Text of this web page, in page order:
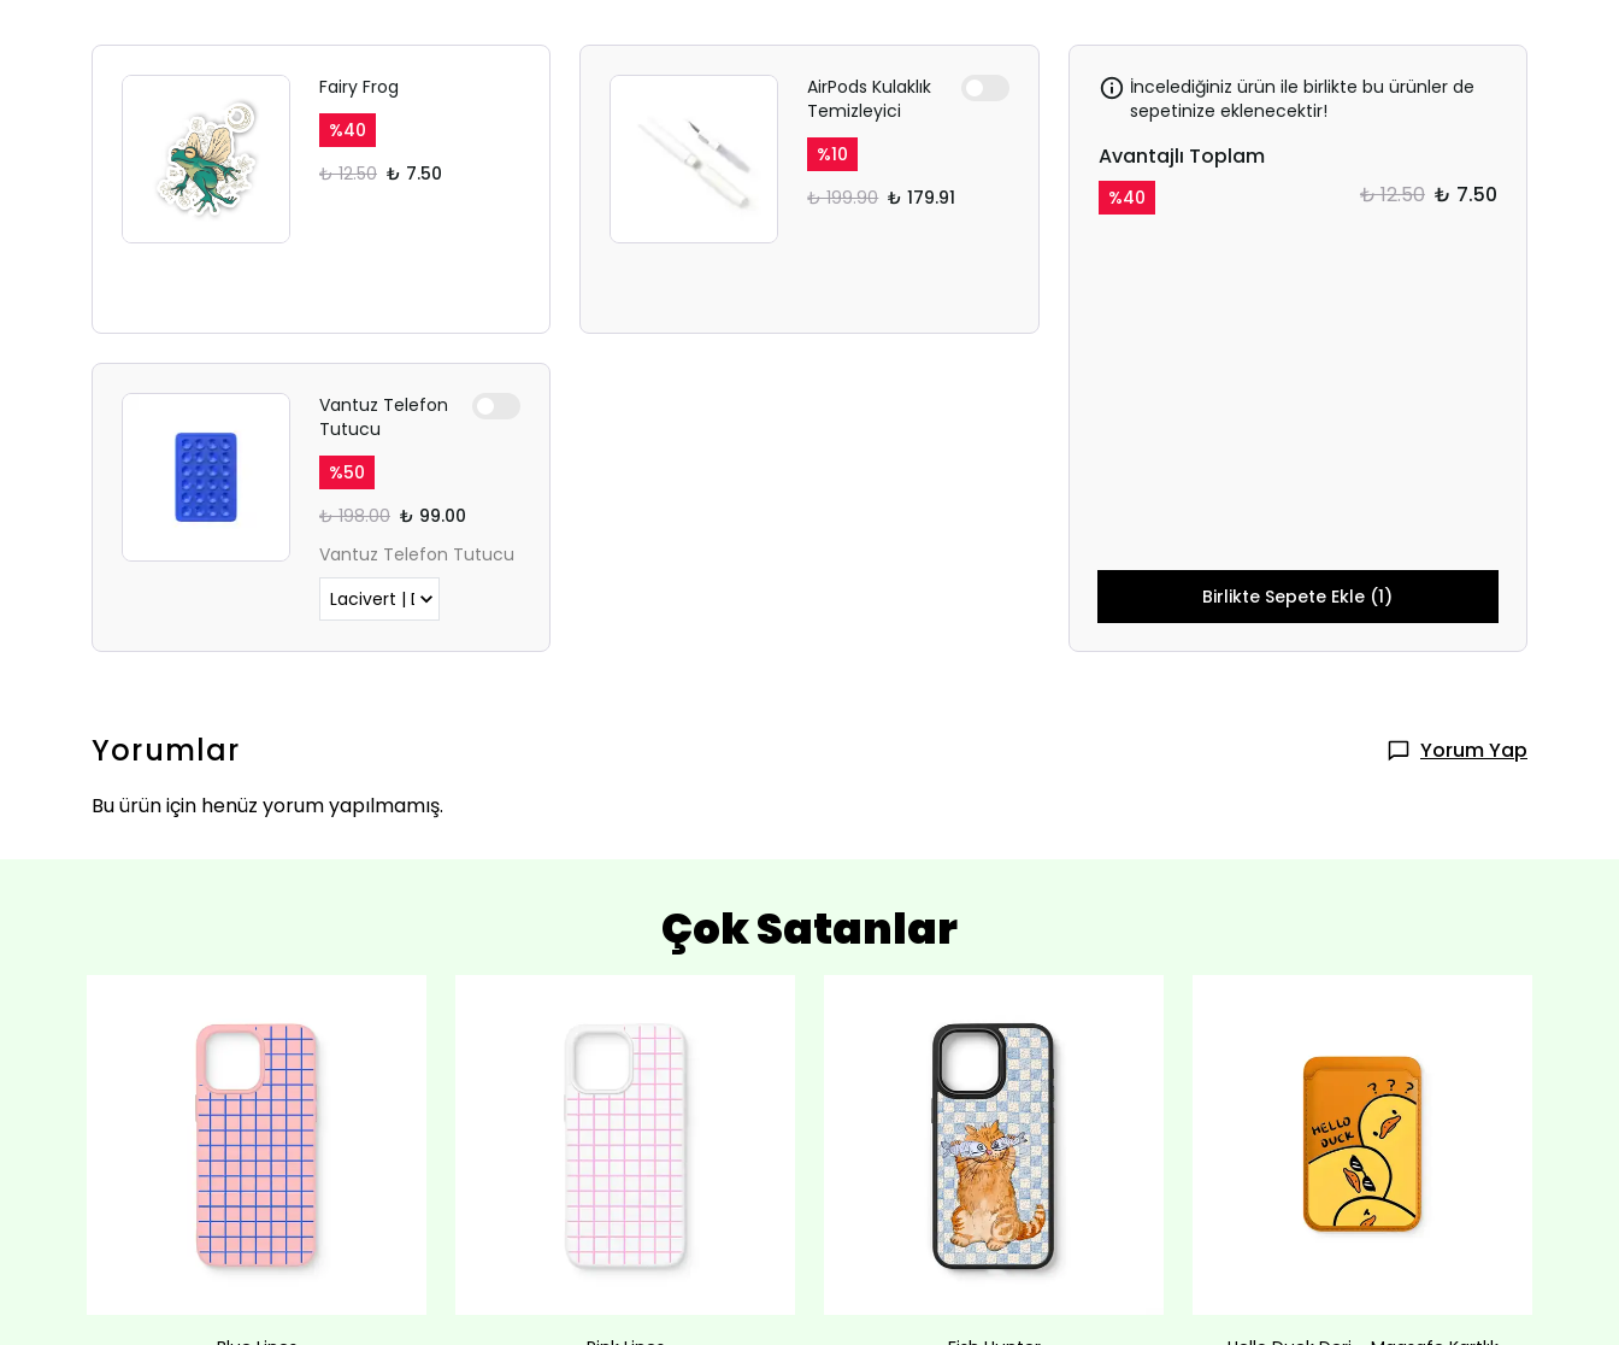
Fairy Frog
%40
₺ 12.50 ₺ 7.50
AirPods Kulaklık
Temizleyici
%10
₺ 199.90 ₺ 179.91
Vantuz Telefon
Tutucu
%50
₺ 198.00 ₺ 99.00
Vantuz Telefon Tutucu
İncelediğiniz ürün ile birlikte bu ürünler de
sepetinize eklenecektir!
Avantajlı Toplam
%40 ₺ 12.50 ₺ 7.50
Birlikte Sepete Ekle (1)
Yorumlar
Yorum Yap
Bu ürün için henüz yorum yapılmamış.
Çok Satanlar